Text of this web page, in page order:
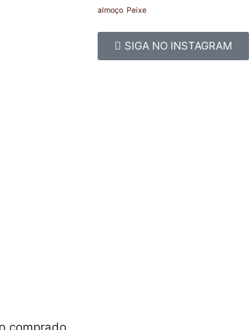
comprado
almoço Peixe
SIGA NO INSTAGRAM